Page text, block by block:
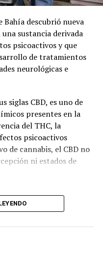
Bahía descubrió nueva
sustancia derivada
psicoactivos y que
de tratamientos
neurológicas e
siglas CBD, es uno de
presentes en la
del THC, la
psicoactivos
de cannabis, el CBD no
ni estados de
e investigadora
en la investigación se
en la comunicación
la memoria y el